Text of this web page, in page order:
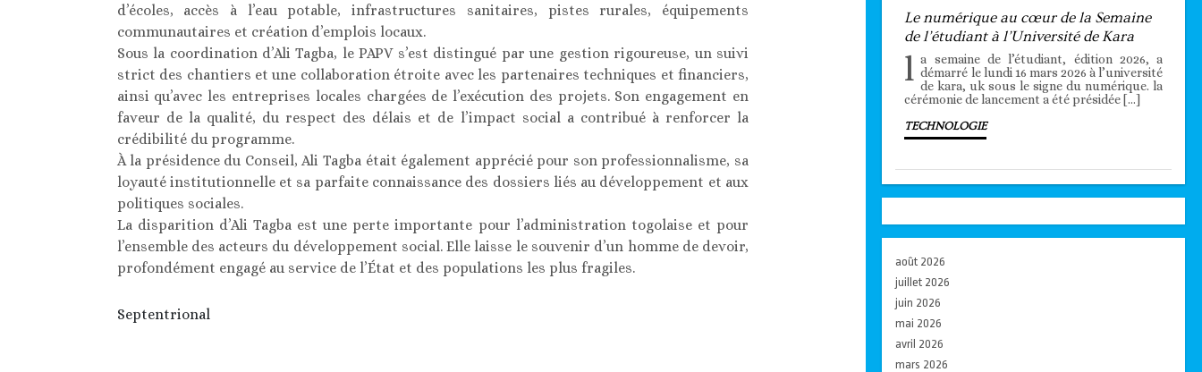
d’écoles, accès à l’eau potable, infrastructures sanitaires, pistes rurales, équipements
communautaires et création d’emplois locaux.
Sous la coordination d’Ali Tagba, le PAPV s’est distingué par une gestion rigoureuse, un suivi
strict des chantiers et une collaboration étroite avec les partenaires techniques et financiers,
ainsi qu’avec les entreprises locales chargées de l’exécution des projets. Son engagement en
faveur de la qualité, du respect des délais et de l’impact social a contribué à renforcer la
crédibilité du programme.
À la présidence du Conseil, Ali Tagba était également apprécié pour son professionnalisme, sa
loyauté institutionnelle et sa parfaite connaissance des dossiers liés au développement et aux
politiques sociales.
La disparition d’Ali Tagba est une perte importante pour l’administration togolaise et pour
l’ensemble des acteurs du développement social. Elle laisse le souvenir d’un homme de devoir,
profondément engagé au service de l’État et des populations les plus fragiles.
Septentrional
Le numérique au cœur de la Semaine
de l’étudiant à l’Université de Kara
l a semaine de l’étudiant, édition 2026, a
démarré le lundi 16 mars 2026 à l’université
de kara, uk sous le signe du numérique. la
cérémonie de lancement a été présidée […]
TECHNOLOGIE
août 2026
juillet 2026
juin 2026
mai 2026
avril 2026
mars 2026